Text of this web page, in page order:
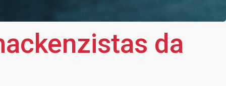
da